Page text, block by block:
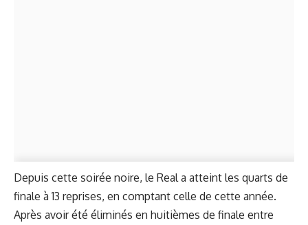
Depuis cette soirée noire, le Real a atteint les quarts de
finale à 13 reprises, en comptant celle de cette année.
Après avoir été éliminés en huitièmes de finale entre